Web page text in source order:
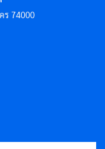
ร 74000